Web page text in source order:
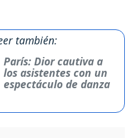
también:
París: Dior cautiva a
los asistentes con un
espectáculo de danza